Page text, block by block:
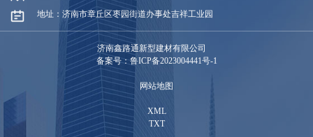
地址：济南市章丘区枣园街道办事处吉祥工业园
济南鑫路通新型建材有限公司
备案号：鲁ICP备2023004441号-1
网站地图
XML
TXT